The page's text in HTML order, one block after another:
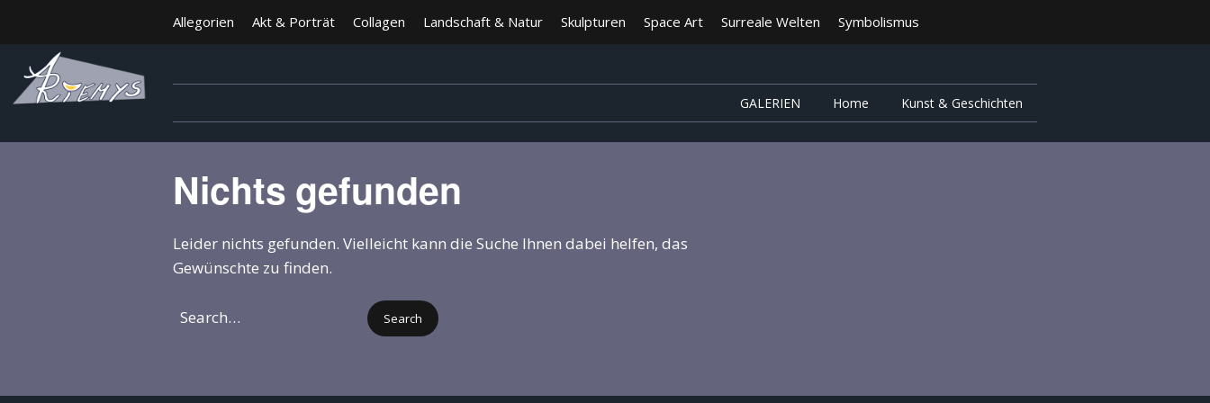
Allegorien Akt & Porträt Collagen Landschaft & Natur Skulpturen Space Art Surreale Welten Symbolismus
GALERIEN Home Kunst & Geschichten
Nichts gefunden
Leider nichts gefunden. Vielleicht kann die Suche Ihnen dabei helfen, das
Gewünschte zu finden.